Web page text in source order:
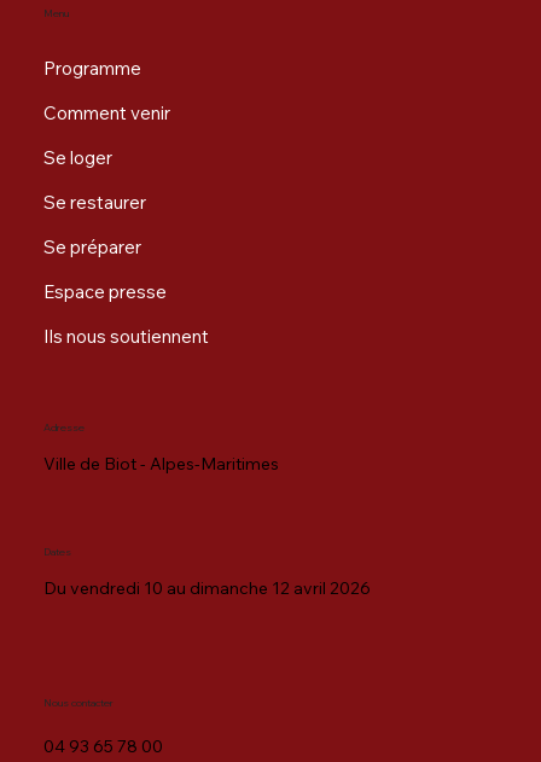
Menu
Programme
Comment venir
Se loger
Se restaurer
Se préparer
Espace presse
Ils nous soutiennent
Adresse
Ville de Biot - Alpes-Maritimes
Dates
Du vendredi 10 au dimanche 12 avril 2026
Nous contacter
04 93 65 78 00